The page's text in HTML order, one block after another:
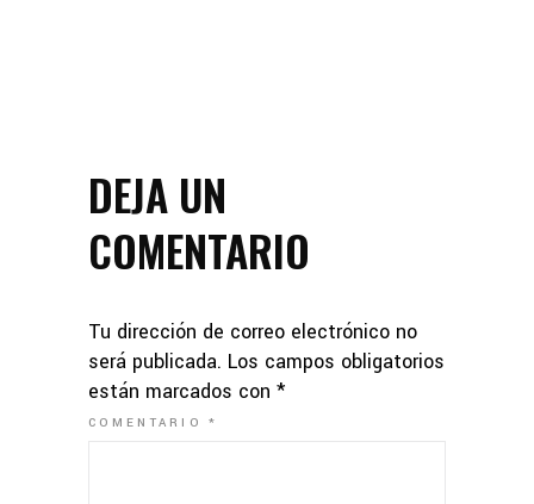
DEJA UN
COMENTARIO
Tu dirección de correo electrónico no
será publicada. Los campos obligatorios
están marcados con *
COMENTARIO*